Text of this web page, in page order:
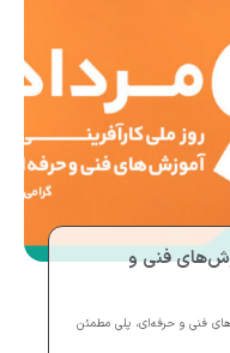
فنی و
فنی و حرفه‌ای، پلی مطمئن